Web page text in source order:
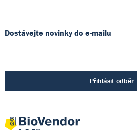
Dostávejte novinky do e-mailu
Přihlásit odběr